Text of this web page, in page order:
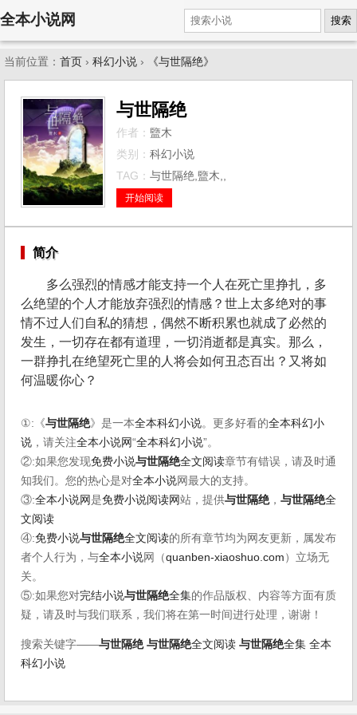
全本小说网 搜索
当前位置： 首页 › 科幻小说 › 《与世隔绝》
与世隔绝
作者： 盬木
类别： 科幻小说
TAG： 与世隔绝,盬木,,
开始阅读
简介
多么强烈的情感才能支持一个人在死亡里挣扎，多
么绝望的个人才能放弃强烈的情感？世上太多绝对的事
情不过人们自私的猜想，偶然不断积累也就成了必然的
发生，一切存在都有道理，一切消逝都是真实。那么，
一群挣扎在绝望死亡里的人将会如何丑态百出？又将如
何温暖你心？
①:《与世隔绝》是一本全本科幻小说。更多好看的全本科幻小
说 ，请关注全本小说网“全本科幻小说”。
②:如果您发现免费小说与世隔绝全文阅读章节有错误，请及时通
知我们。您的热心是对全本小说网最大的支持。
③:全本小说网是免费小说阅读网站，提供与世隔绝， 与世隔绝全
文阅读
④:免费小说与世隔绝全文阅读的所有章节均为网友更新，属发布
者个人行为，与全本小说网（quanben-xiaoshuo.com ）立场无
关。
⑤:如果您对完结小说与世隔绝全集的作品版权、内容等方面有质
疑，请及时与我们联系，我们将在第一时间进行处理，谢谢！
搜索关键字——与世隔绝 与世隔绝全文阅读 与世隔绝全集 全本
科幻小说